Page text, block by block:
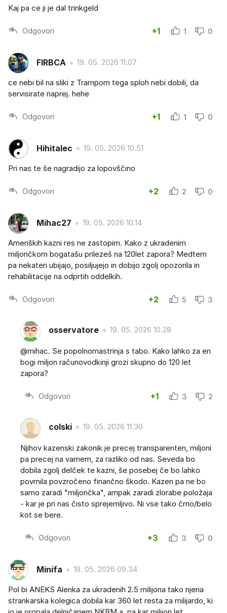
Kaj pa ce ji je dal trinkgeld
Odgovori +1 1 0
FIRBCA 19. 05. 2026 11.07
ce nebi bil na sliki z Trampom tega sploh nebi dobili, da
servisirate naprej. hehe
Odgovori +1 1 0
Hihitalec 19. 05. 2026 10.51
Pri nas te še nagradijo za lopovščino
Odgovori +2 2 0
Mihac27 19. 05. 2026 10.14
Ameriških kazni res ne zastopim. Kako z ukradenim
miljončkom bogatašu prilezeš na 120let zapora? Medtem
pa nekateri ubijajo, posiljujejo in dobijo zgolj opozorila in
rehabilitacije na odprtih oddelkih.
Odgovori +2 5 3
osservatore 19. 05. 2026 10.28
@mihac. Se popolnomastrinja s tabo. Kako lahko za en
bogi miljon računovodkinji grozi skupno do 120 let
zapora?
Odgovori +1 3 2
colski 19. 05. 2026 11.30
Njihov kazenski zakonik je precej transparenten, miljoni
pa precej na varnem, za razliko od nas. Seveda bo
dobila zgolj delček te kazni, še posebej če bo lahko
povrnila povzročeno finančno škodo. Kazen pa ne bo
samo zaradi "miljončka", ampak zaradi zlorabe položaja
- kar je pri nas čisto sprejemljivo. Ni vse tako črno/belo
kot se bere.
Odgovori +3 3 0
Minifa 19. 05. 2026 09.34
Pol bi ANEKS Alenka za ukradenih 2.5 milijona tako njena
strankarska kolegica dobila kar 360 let resta za milijardo, ki